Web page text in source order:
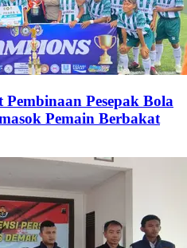
Pesepak Bola
Pemain Berbakat